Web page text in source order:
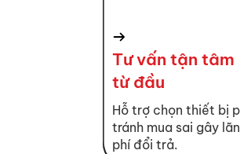
Tư vấn tận
từ đầu
Hỗ trợ chọn thiết bị
tránh mua sai gây
phí đổi trả.